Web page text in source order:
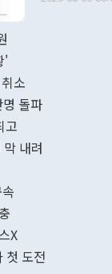
무너졌다고
함께 4자 대
"우리의 선의
며 월간 기준
196.9% 급
수출은
기록했지만
로 전환됐다.
'
소
돌파
고
내려
X
첫 도전